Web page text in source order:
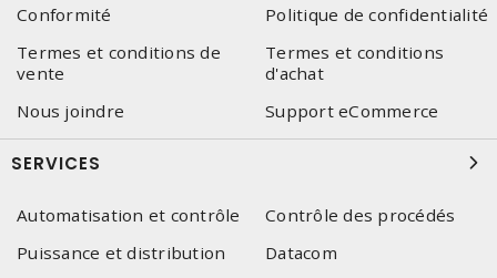
Conformité
Politique de confidentialité
Termes et conditions de
vente
Termes et conditions
d'achat
Nous joindre
Support eCommerce
SERVICES
Automatisation et contrôle
Contrôle des procédés
Puissance et distribution
Datacom